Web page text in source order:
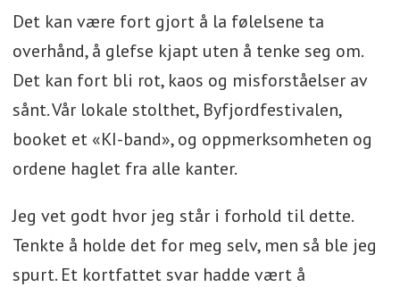
Det kan være fort gjort å la følelsene ta
overhånd, å glefse kjapt uten å tenke seg om.
Det kan fort bli rot, kaos og misforståelser av
sånt. Vår lokale stolthet, Byfjordfestivalen,
booket et «KI-band», og oppmerksomheten og
ordene haglet fra alle kanter.
Jeg vet godt hvor jeg står i forhold til dette.
Tenkte å holde det for meg selv, men så ble jeg
spurt. Et kortfattet svar hadde vært å